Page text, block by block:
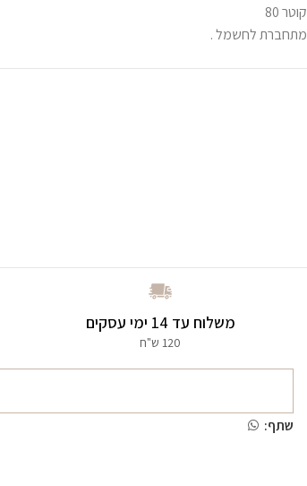
קוטר 80
מתחברת לחשמל .
משלוח עד 14 ימי עסקים
120 ש"ח
שתף: